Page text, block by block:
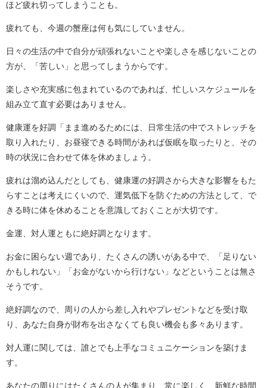
ほど疲れ切ってしまうことも。
疲れても、今週の蟹座は何も気にしていません。
日々の生活の中で自分が頑張れないことや楽しさを感じないことの
方が、「苦しい」と思ってしまうからです。
楽しさや充実感に包まれているのであれば、忙しいスケジュールを
組み立て直す必要はありません。
健康運を好調「まま進めるためには、日常生活の中でストレッチを
取り入れたり、お昼寝できる時間があれば仮眠を取ったりと、その
時の状況に合わせて体を休めましょう。
疲れは溜め込んだとしても、健康運の好調さから大きな影響をもた
らすことは考えにくいので、運気低下を防ぐための方法として、で
きる時に体を休めることを意識しておくことが大切です。
金運、対人運ともに絶好調となります。
お金に困らない週であり、たくさんの誘いがある中で、「足りない
かもしれない」「お金がないから行けない」などということは無さ
そうです。
絶好調なので、周りの人から差し入れやプレゼントなどを受け取
り、あなた自身が財布を出さなくても良い機会も多々あります。
対人運に関しては、誰とでも上手なコミュニケーションを築けま
す。
あなたの周りにはたくさんの人が集まり、常に楽しく、新鮮な時間